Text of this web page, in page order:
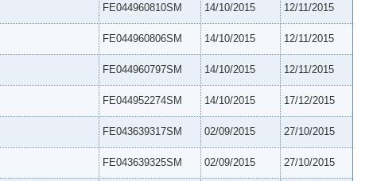
FE044960810SM 14/10/2015 12/11/2015
FE044960806SM 14/10/2015 12/11/2015
FE044960797SM 14/10/2015 12/11/2015
FE044952274SM 14/10/2015 17/12/2015
FE043639317SM 02/09/2015 27/10/2015
FE043639325SM 02/09/2015 27/10/2015